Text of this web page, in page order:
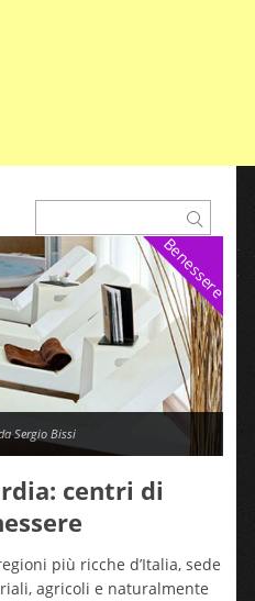
Benessere
Sergio Bissi
centri di
più ricche d’Italia, sede
agricoli e naturalmente